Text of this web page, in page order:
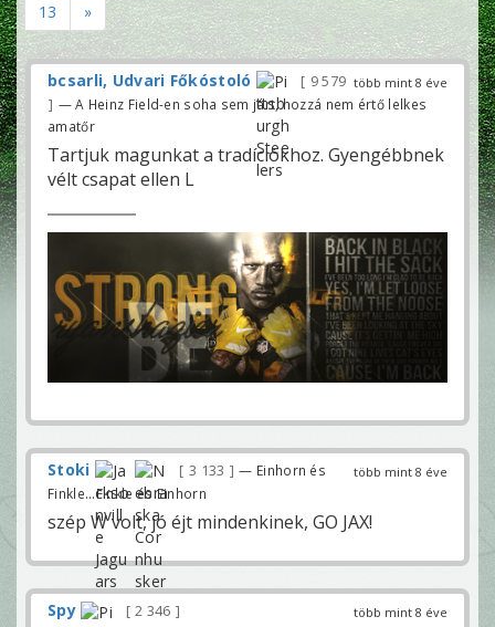
13
»
több mint 8 éve
bcsarli, Udvari Főkóstoló 9 579
— A Heinz Field-en soha sem járt, hozzá nem értő lelkes
amatőr
Tartjuk magunkat a tradíciókhoz. Gyengébbnek
vélt csapat ellen L
több mint 8 éve
Stoki 3 133
— Einhorn és
Finkle...Finkle és Einhorn
szép W volt, jó éjt mindenkinek, GO JAX!
több mint 8 éve
Spy 2 346